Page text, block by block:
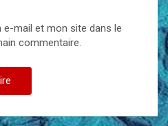
mail et mon site dans le
commentaire.